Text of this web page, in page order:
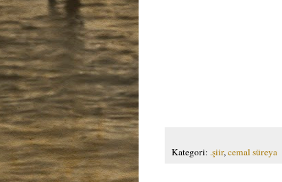
Kategori: .şiir,cemal süreya